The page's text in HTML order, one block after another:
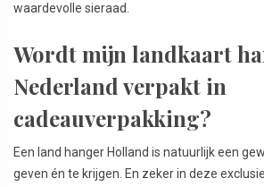
waardevolle sieraad.
Wordt mijn landkaart
Nederland verpakt in
cadeauverpakking?
Een land hanger Holland is natuurlijk een
geven én te krijgen. En zeker in deze